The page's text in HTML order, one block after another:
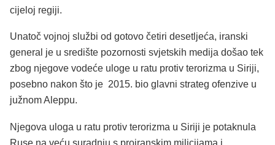
cijeloj regiji.
Unatoč vojnoj službi od gotovo četiri desetljeća, iranski
general je u središte pozornosti svjetskih medija došao tek
zbog njegove vodeće uloge u ratu protiv terorizma u Siriji,
posebno nakon što je 2015. bio glavni strateg ofenzive u
južnom Aleppu.
Njegova uloga u ratu protiv terorizma u Siriji je potaknula
Ruse na veću suradnju s proiranskim milicijama i